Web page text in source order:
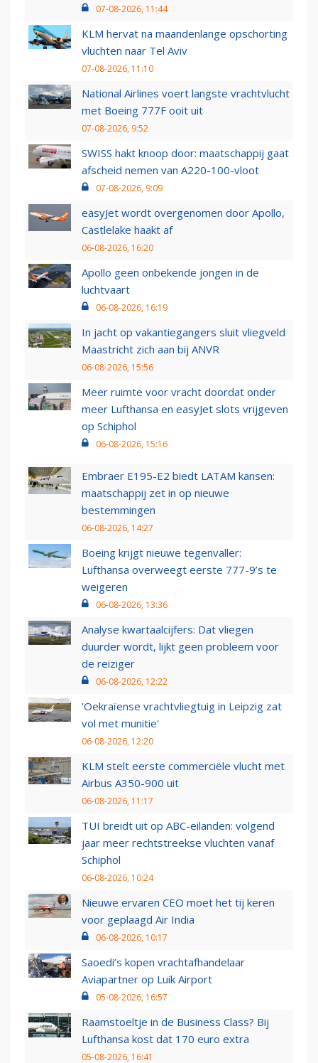
07-08-2026, 11:44
KLM hervat na maandenlange opschorting
vluchten naar Tel Aviv
07-08-2026, 11:10
National Airlines voert langste vrachtvlucht
met Boeing 777F ooit uit
07-08-2026, 9:52
SWISS hakt knoop door: maatschappij gaat
afscheid nemen van A220-100-vloot
07-08-2026, 9:09
easyJet wordt overgenomen door Apollo,
Castlelake haakt af
06-08-2026, 16:20
Apollo geen onbekende jongen in de
luchtvaart
06-08-2026, 16:19
In jacht op vakantiegangers sluit vliegveld
Maastricht zich aan bij ANVR
06-08-2026, 15:56
Meer ruimte voor vracht doordat onder
meer Lufthansa en easyJet slots vrijgeven
op Schiphol
06-08-2026, 15:16
Embraer E195-E2 biedt LATAM kansen:
maatschappij zet in op nieuwe
bestemmingen
06-08-2026, 14:27
Boeing krijgt nieuwe tegenvaller:
Lufthansa overweegt eerste 777-9’s te
weigeren
06-08-2026, 13:36
Analyse kwartaalcijfers: Dat vliegen
duurder wordt, lijkt geen probleem voor
de reiziger
06-08-2026, 12:22
'Oekraïense vrachtvliegtuig in Leipzig zat
vol met munitie'
06-08-2026, 12:20
KLM stelt eerste commerciële vlucht met
Airbus A350-900 uit
06-08-2026, 11:17
TUI breidt uit op ABC-eilanden: volgend
jaar meer rechtstreekse vluchten vanaf
Schiphol
06-08-2026, 10:24
Nieuwe ervaren CEO moet het tij keren
voor geplaagd Air India
06-08-2026, 10:17
Saoedi’s kopen vrachtafhandelaar
Aviapartner op Luik Airport
05-08-2026, 16:57
Raamstoeltje in de Business Class? Bij
Lufthansa kost dat 170 euro extra
05-08-2026, 16:41